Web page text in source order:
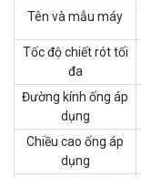
Tên và mẫu máy
Tốc độ chiết rót tối
đa
Đường kính ống áp
dụng
Chiều cao ống áp
dụng